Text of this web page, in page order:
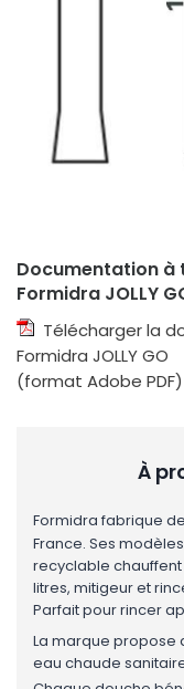
Documentation à
Formidra JOLLY
Télécharger la
Formidra JOLLY GO
(format Adobe PDF)
À
Formidra fabrique
France. Ses
recyclable chauffent
litres, mitigeur et
Parfait pour rincer
La marque propose
eau chaude